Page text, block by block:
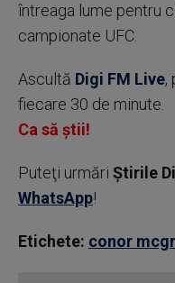
întreaga lume pentru
campionate UFC.
Ascultă Digi FM Live,
fiecare 30 de minute.
Ca să știi!
Puteţi urmări Știrile
WhatsApp!
Etichete: conor